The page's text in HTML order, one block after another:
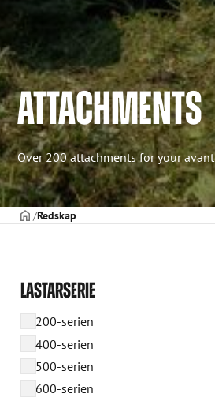
ATTACHMENTS
Over 200 attachments for your avant
STARTSIDAN
Redskap
LASTARSERIE
200-serien
400-serien
500-serien
600-serien